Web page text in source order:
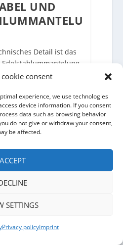
consent
experience, we use technologies
device information. If you consent
data such as browsing behavior
do not give or withdraw your consent,
be affected.
ACCEPT
SETTINGS
Privacy policyImprint
UND
Detail ist das
schützt das
in anspruchsvollen
Anwendungen. Gerade
Industrieflächen,
oder kritischer
wichtig.
wird am Zaun befestigt
Schwingungen
klettern,